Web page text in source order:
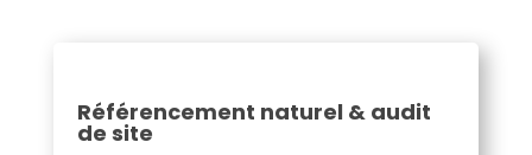
Référencement naturel & audit
de site